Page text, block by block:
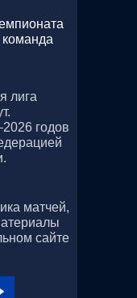
лига
годов
матчей,
сайте